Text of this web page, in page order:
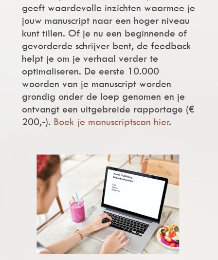
geeft waardevolle inzichten waarmee je
jouw manuscript naar een hoger niveau
kunt tillen. Of je nu een beginnende of
gevorderde schrijver bent, de feedback
helpt je om je verhaal verder te
optimaliseren. De eerste 10.000
woorden van je manuscript worden
grondig onder de loep genomen en je
ontvangt een uitgebreide rapportage (€
200,-). Boek je manuscriptscan hier.